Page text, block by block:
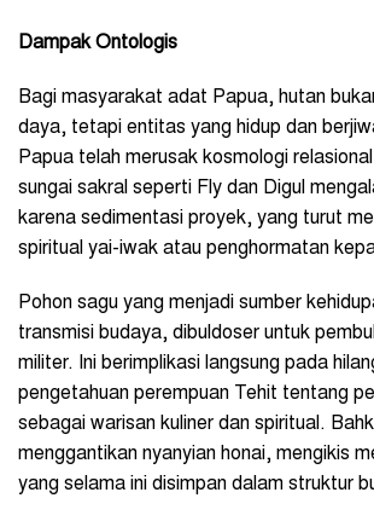
Dampak Ontologis
Bagi masyarakat adat Papua, hutan
daya, tetapi entitas yang hidup dan
Papua telah merusak kosmologi
sungai sakral seperti Fly dan Digul
karena sedimentasi proyek, yang turut
spiritual yai-iwak atau penghormatan
Pohon sagu yang menjadi sumber
transmisi budaya, dibuldoser untuk
militer. Ini berimplikasi langsung pada
pengetahuan perempuan Tehit tentang
sebagai warisan kuliner dan spiritual.
menggantikan nyanyian honai, mengikis
yang selama ini disimpan dalam struktur